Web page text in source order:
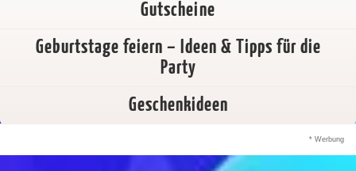
Gutscheine
Geburtstage feiern – Ideen & Tipps für die
Party
Geschenkideen
* Werbung